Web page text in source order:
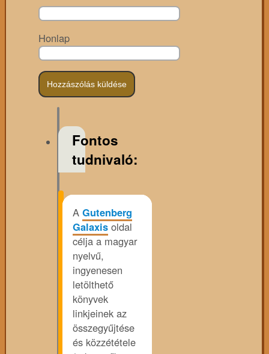
Honlap
Fontos
tudnivaló:
A Gutenberg
Galaxis oldal
célja a magyar
nyelvű,
ingyenesen
letölthető
könyvek
linkjeinek az
összegyűjtése
és közzététele